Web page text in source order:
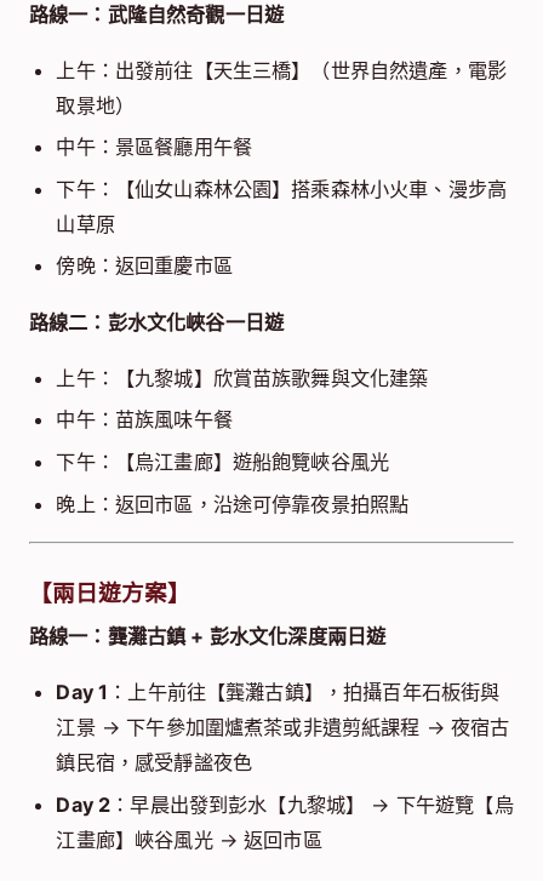
路線一：武隆自然奇觀一日遊
上午：出發前往【天生三橋】（世界自然遺產，電影
取景地）
中午：景區餐廳用午餐
下午：【仙女山森林公園】搭乘森林小火車、漫步高
山草原
傍晚：返回重慶市區
路線二：彭水文化峽谷一日遊
上午：【九黎城】欣賞苗族歌舞與文化建築
中午：苗族風味午餐
下午：【烏江畫廊】遊船飽覽峽谷風光
晚上：返回市區，沿途可停靠夜景拍照點
【兩日遊方案】
路線一：龔灘古鎮 + 彭水文化深度兩日遊
Day 1 ：上午前往【龔灘古鎮】，拍攝百年石板街與
江景 → 下午參加圍爐煮茶或非遺剪紙課程 → 夜宿古
鎮民宿，感受靜謐夜色
Day 2 ：早晨出發到彭水【九黎城】 → 下午遊覽【烏
江畫廊】峽谷風光 → 返回市區